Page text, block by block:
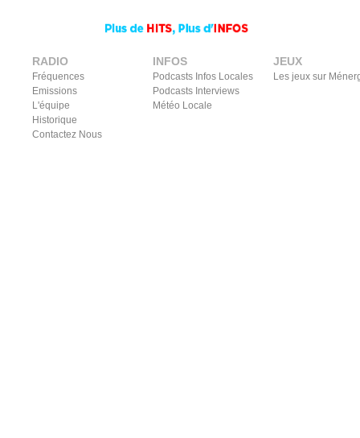
RADIO
Fréquences
Emissions
L'équipe
Historique
Contactez Nous
INFOS
Podcasts Infos Locales
Podcasts Interviews
Météo Locale
JEUX
Les jeux sur